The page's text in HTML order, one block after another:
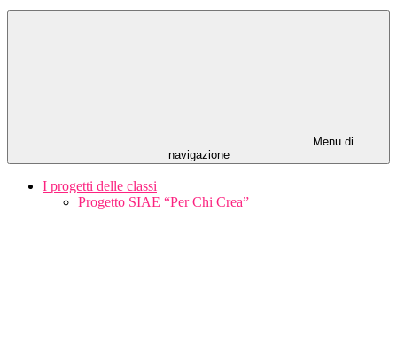
Menu di
navigazione
I progetti delle classi
Progetto SIAE “Per Chi Crea”